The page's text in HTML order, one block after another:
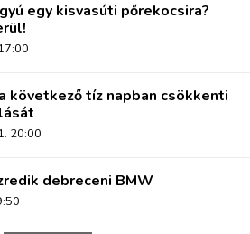
egy kisvasúti pőrekocsira?
következő tíz napban csökkenti
20:00
debreceni BMW